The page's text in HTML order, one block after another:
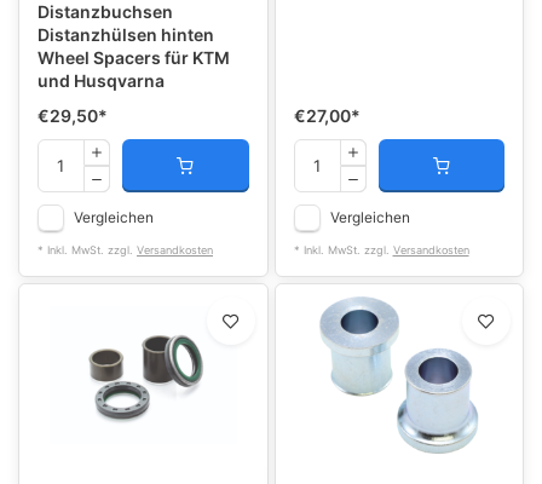
Distanzbuchsen
Distanzhülsen hinten
Wheel Spacers für KTM
und Husqvarna
€29,50*
Vergleichen
* Inkl. MwSt. zzgl. Versandkosten
€27,00*
Vergleichen
* Inkl. MwSt. zzgl. Versandkosten